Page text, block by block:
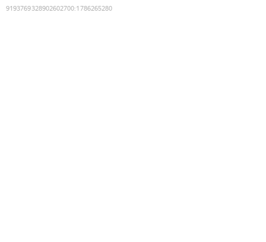
9193769328902602700:1786265280